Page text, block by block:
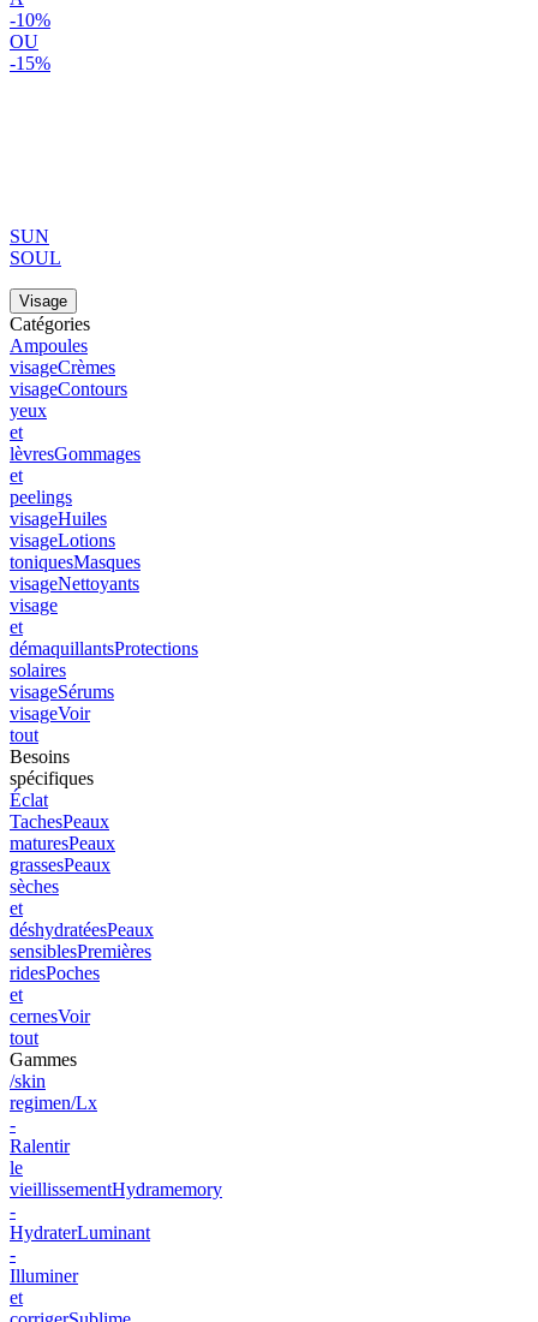
-10%
OU
-15%
SUN
SOUL
Visage
Catégories
Ampoules
visageCrèmes
visageContours
yeux
et
lèvresGommages
et
peelings
visageHuiles
visageLotions
toniquesMasques
visageNettoyants
visage
et
démaquillantsProtections
solaires
visageSérums
visageVoir
tout
Besoins
spécifiques
Éclat
TachesPeaux
maturesPeaux
grassesPeaux
sèches
et
déshydratéesPeaux
sensiblesPremières
ridesPoches
et
cernesVoir
tout
Gammes
/skin
regimen/Lx
-
Ralentir
le
vieillissementHydramemory
-
HydraterLuminant
-
Illuminer
et